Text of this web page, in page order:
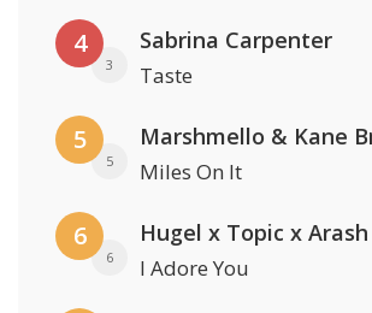
4
3
Sabrina Carpenter
Taste
5
5
Marshmello & Kane
Miles On It
6
6 I Adore You